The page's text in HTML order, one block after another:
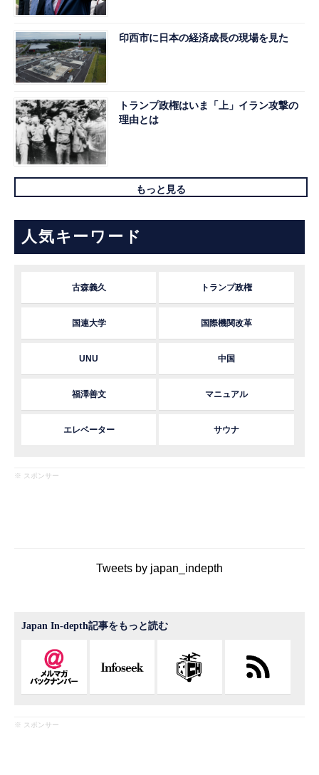
印西市に日本の経済成長の現場を見た
トランプ政権はいま「上」イラン攻撃の
理由とは
もっと見る
人気キーワード
古森義久 トランプ政権
国連大学 国際機関改革
UNU 中国
福澤善文 マニュアル
エレベーター サウナ
※ スポンサー
Tweets by japan_indepth
Japan In-depth記事をもっと読む
※ スポンサー